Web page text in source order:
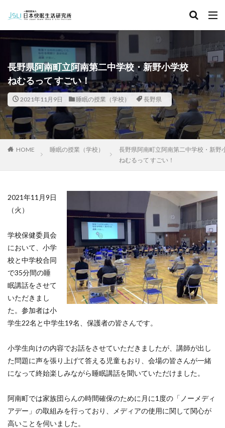
長野県阿南町立阿南第二中学校・新野小学校
ねむるって すごい！
2021年11月9日 睡眠の授業（学校） 長野県
HOME 睡眠の授業（学校）
長野県阿南町立阿南第二中学校・新野
ねむるって すごい！
2021年11月9日
（火）
学校保健委員会
において、小学
校と中学校合同
で35分間の睡
眠講話をさせて
いただきまし
た。参加者は小
学生22名と中学生19名、保護者の皆さんです。
小学生向けの内容でお話をさせていただきましたが、講師が出し
た問題に声を張り上げて答える児童もおり、会場の皆さんが一緒
になって終始楽しみながら睡眠講話を聞いていただけました。
阿南町では家族団らんの時間確保のために月に1度の「ノーメディ
アデー」の取組みを行っており、メディアの使用に関して関心が
高いことを伺いました。
カテゴリー
タグ
北海道 青森県 秋田県 茨城県
埼玉県
千葉県
東京都 富山県 石川県
福井県
長野県
滋賀県 京都府 島根県
山口県
徳島県
香川県 佐賀県 長崎県 熊本県